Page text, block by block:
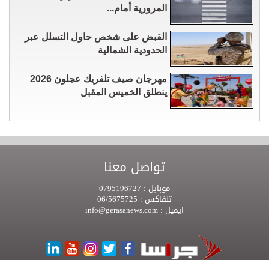
المرورية أمام...
القبض على شخص حاول التسلل عبر
الحدودية الشمالية
مهرجان صيف تلفريك عجلون 2026
ينطلق الخميس المقبل
تواصل معنا
موبايل :
تلفاكس :
ايميل :